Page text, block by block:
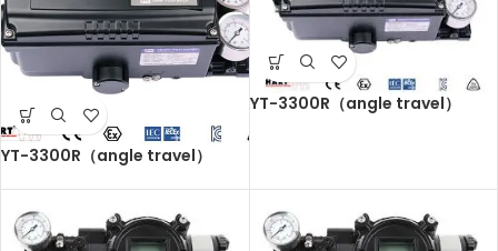
YT-3300R（angle travel）
YT-3300R（angle travel）